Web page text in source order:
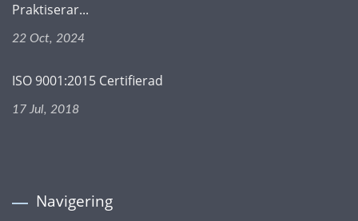
Praktiserar...
22 Oct, 2024
ISO 9001:2015 Certifierad
17 Jul, 2018
Navigering